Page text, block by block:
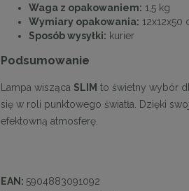
Waga z opakowaniem: 1,5 kg
Wymiary opakowania: 12x12x50
Sposób wysyłki: kurier
Podsumowanie
Lampa wisząca SLIM to świetny wybór
się w roli punktowego światła. Dzięki
efektowną atmosferę.
EAN: 5904883091092